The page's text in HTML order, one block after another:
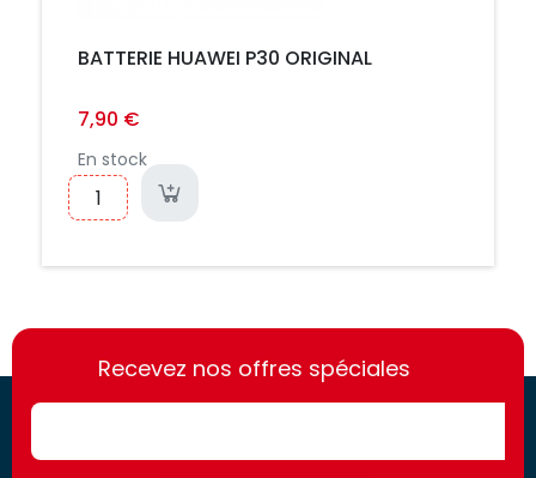
BATTERIE HUAWEI P30 ORIGINAL
7,90 €
En stock
https://france-
access.fr
https://france-
access.fr
Recevez nos offres spéciales